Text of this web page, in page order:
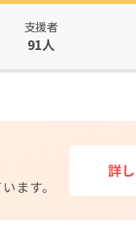
支援者
91人